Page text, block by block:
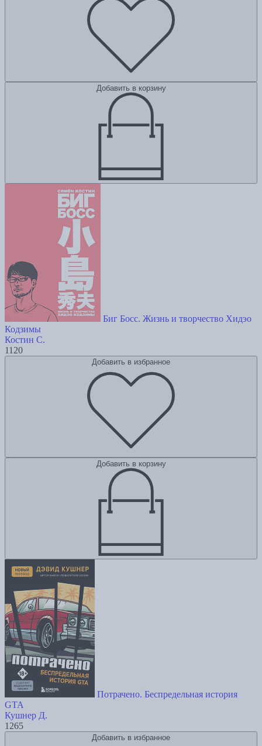
Добавить в корзину
Биг Босс. Жизнь и творчество Хидэо
Кодзимы
Костин С.
1120
Добавить в избранное
Добавить в корзину
Потрачено. Беспредельная история
GTA
Кушнер Д.
1265
Добавить в избранное